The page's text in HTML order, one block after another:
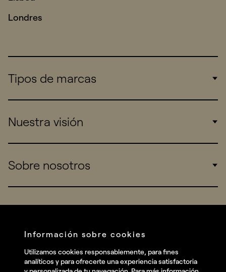
Londres
Tipos de marcas
Consumers
Startups
Nuestra visión
Work
Sobre nosotros
Talent
Contact
Instagram
Información sobre cookies
Utilizamos cookies responsablemente, para fines
analíticos y para ofrecerte una experiencia satisfactoria